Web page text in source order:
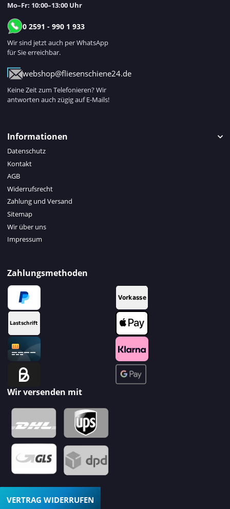
Mo–Fr: 10:00–13:00 Uhr
0 2591 - 990 1 933
Wir sind jetzt auch per WhatsApp
für Sie erreichbar.
webshop@fliesenschiene24.de
Keine Zeit zum Telefonieren? Wir
antworten auch zügig auf E-Mails!
Informationen
Datenschutz
Kontakt
AGB
Widerrufsrecht
Zahlung und Versand
Sitemap
Wir über uns
Impressum
Zahlungsmethoden
Wir versenden mit
VERTRAG WIDERRUFEN